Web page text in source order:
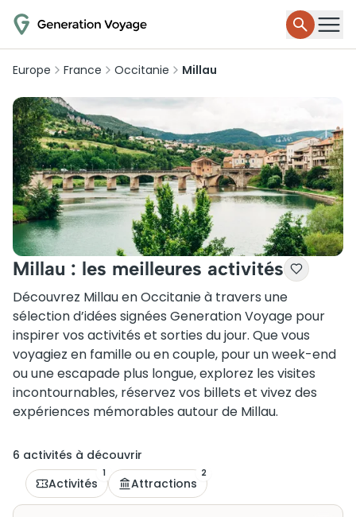
Europe France Occitanie Millau
Millau : les meilleures activités
Découvrez Millau en Occitanie à travers une
sélection d’idées signées Generation Voyage pour
inspirer vos activités et sorties du jour. Que vous
voyagiez en famille ou en couple, pour un week-end
ou une escapade plus longue, explorez les visites
incontournables, réservez vos billets et vivez des
expériences mémorables autour de Millau.
6 activités à découvrir
Activités
1
Attractions
2